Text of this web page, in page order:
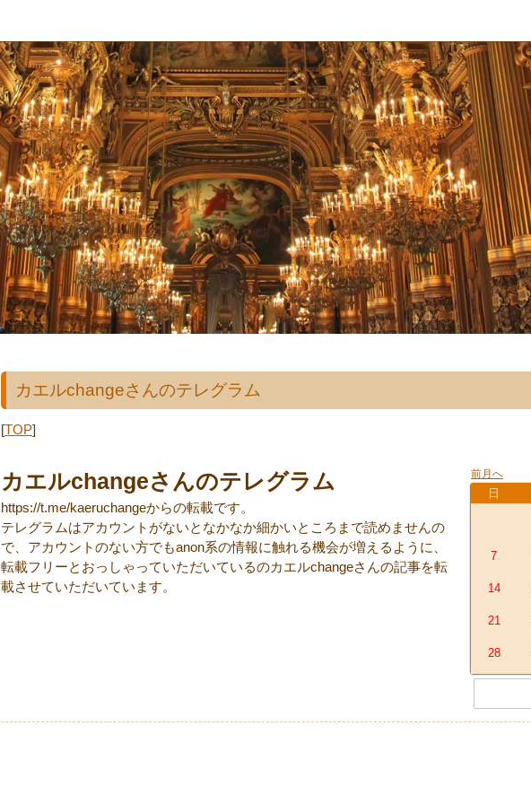
カエルchangeさんのテレグラム
[TOP]
カエルchangeさんのテレグラム
https://t.me/kaeruchangeからの転載です。
テレグラムはアカウントがないとなかなか細かいところまで読めませんの
で、アカウントのない方でもanon系の情報に触れる機会が増えるように、
転載フリーとおっしゃっていただいているのカエルchangeさんの記事を転
載させていただいています。
前月へ
日
7
14
21
28